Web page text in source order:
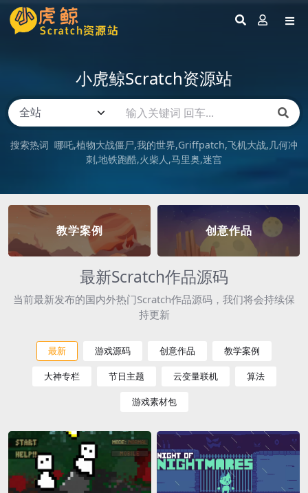
小虎鲸Scratch资源站
搜索热词 哪吒 植物大战僵尸 我的世界 Griffpatch 飞机大战 几何冲
刺 地铁跑酷 火柴人 马里奥 迷宫
教学案例 创意作品
最新Scratch作品源码
当前最新发布的国内外热门Scratch作品源码，我们将会持续保
持更新
最新 游戏源码 创意作品 教学案例
大神专栏 节日主题 云变量联机 算法
游戏素材包